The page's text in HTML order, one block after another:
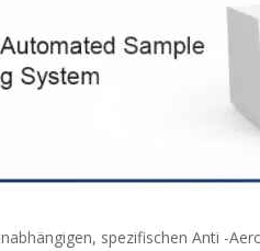
spezifischen Anti -